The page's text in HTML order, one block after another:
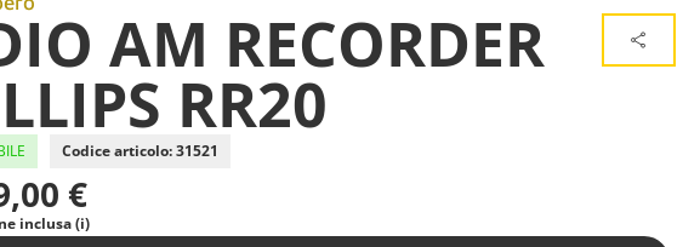
AM RECORDER
RR20
Codice articolo: 31521
€
inclusa (i)